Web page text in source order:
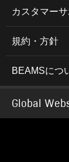
カスタマー
規約・方針
BEAMSにつ
Global